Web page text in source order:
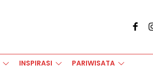
INSPIRASI PARIWISATA